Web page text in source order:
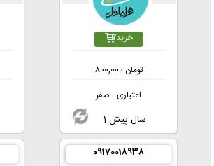
خرید
800,000 تومان
اعتباری - صفر
1 سال پیش
09170018938